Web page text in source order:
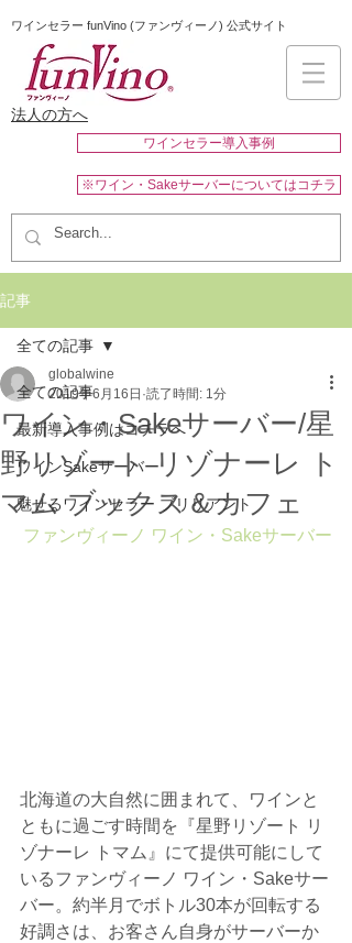
ワインセラー funVino (ファンヴィーノ) 公式サイト
法人の方へ
ワインセラー導入事例
※ワイン・Sakeサーバーについてはコチラ
記事
全ての記事
最新導入事例はコチラへ
ワインSakeサーバー
魅せるワインセラー ブリリアント
全ての記事
ワイン・Sakeサーバー/星
野リゾート リゾナーレ ト
マム ブックス＆カフェ
globalwine
2019年6月16日 読了時間: 1分
ファンヴィーノ ワイン・Sakeサーバー
北海道の大自然に囲まれて、ワインと
ともに過ごす時間を『星野リゾート リ
ゾナーレ トマム』にて提供可能にして
いるファンヴィーノ ワイン・Sakeサー
バー。約半月でボトル30本が回転する
好調さは、お客さん自身がサーバーか